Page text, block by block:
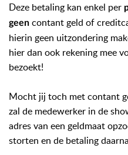
Deze betaling kan enkel per
geen contant geld of
hierin geen uitzondering
hier dan ook rekening mee
bezoekt!
Mocht jij toch met contant
zal de medewerker in de
adres van een geldmaat
storten en de betaling